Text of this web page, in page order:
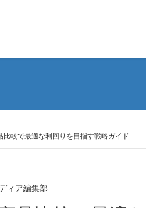
比較で最適な利回りを目指す戦略ガイド
ィア編集部